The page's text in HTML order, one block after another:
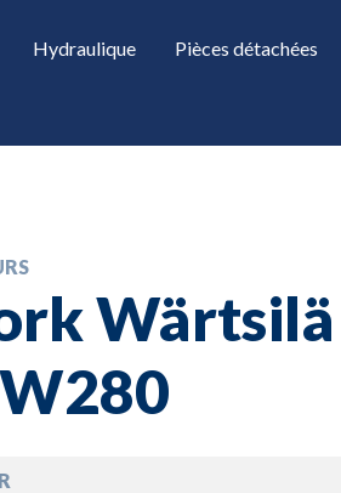
Hydraulique Pièces détachées